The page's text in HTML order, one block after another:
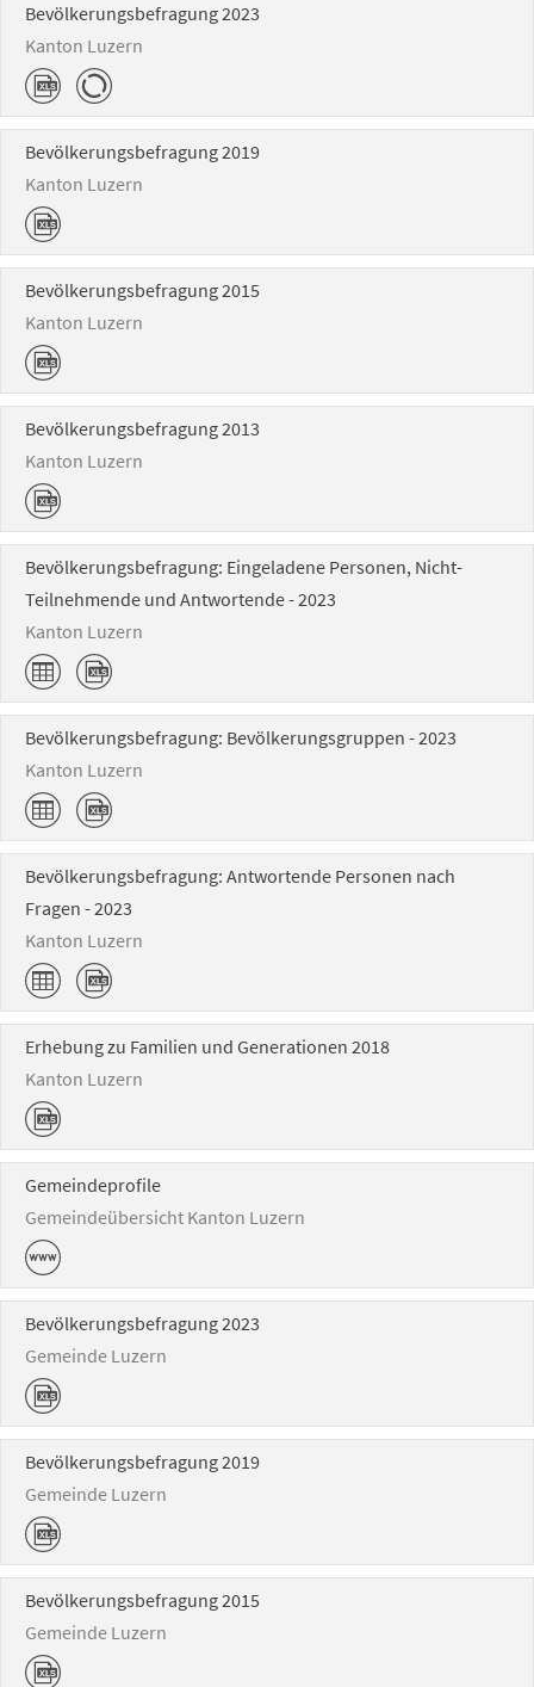
Bevölkerungsbefragung 2023
Kanton Luzern
Bevölkerungsbefragung 2019
Kanton Luzern
Bevölkerungsbefragung 2015
Kanton Luzern
Bevölkerungsbefragung 2013
Kanton Luzern
Bevölkerungsbefragung: Eingeladene Personen, Nicht-
Teilnehmende und Antwortende - 2023
Kanton Luzern
Bevölkerungsbefragung: Bevölkerungsgruppen - 2023
Kanton Luzern
Bevölkerungsbefragung: Antwortende Personen nach
Fragen - 2023
Kanton Luzern
Erhebung zu Familien und Generationen 2018
Kanton Luzern
Gemeindeprofile
Gemeindeübersicht Kanton Luzern
Bevölkerungsbefragung 2023
Gemeinde Luzern
Bevölkerungsbefragung 2019
Gemeinde Luzern
Bevölkerungsbefragung 2015
Gemeinde Luzern